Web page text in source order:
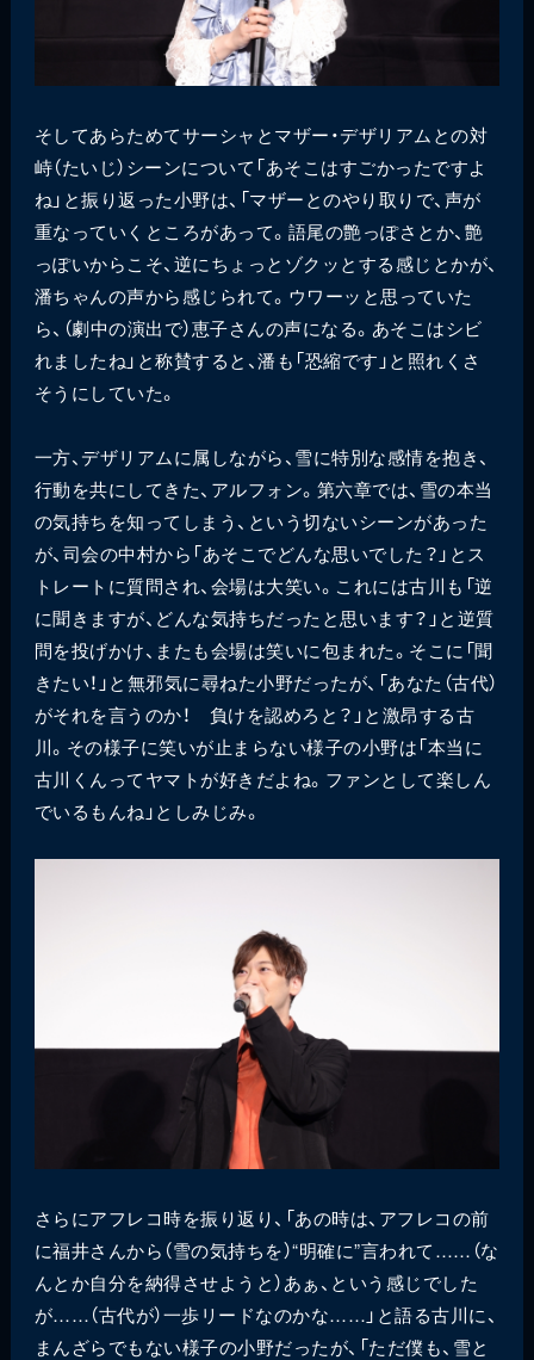
そしてあらためてサーシャとマザー・デザリアムとの対
峙（たいじ）シーンについて「あそこはすごかったですよ
ね」と振り返った小野は、「マザーとのやり取りで、声が
重なっていくところがあって。語尾の艶っぽさとか、艶
っぽいからこそ、逆にちょっとゾクッとする感じとかが、
潘ちゃんの声から感じられて。ウワーッと思っていた
ら、（劇中の演出で）恵子さんの声になる。あそこはシビ
れましたね」と称賛すると、潘も「恐縮です」と照れくさ
そうにしていた。
一方、デザリアムに属しながら、雪に特別な感情を抱き、
行動を共にしてきた、アルフォン。第六章では、雪の本当
の気持ちを知ってしまう、という切ないシーンがあった
が、司会の中村から「あそこでどんな思いでした？」とス
トレートに質問され、会場は大笑い。これには古川も「逆
に聞きますが、どんな気持ちだったと思います？」と逆質
問を投げかけ、またも会場は笑いに包まれた。そこに「聞
きたい！」と無邪気に尋ねた小野だったが、「あなた（古代）
がそれを言うのか！ 負けを認めろと？」と激昂する古
川。その様子に笑いが止まらない様子の小野は「本当に
古川くんってヤマトが好きだよね。ファンとして楽しん
でいるもんね」としみじみ。
さらにアフレコ時を振り返り、「あの時は、アフレコの前
に福井さんから（雪の気持ちを）“明確に”言われて……（な
んとか自分を納得させようと）あぁ、という感じでした
が……（古代が）一歩リードなのかな……」と語る古川に、
まんざらでもない様子の小野だったが、「ただ僕も、雪と